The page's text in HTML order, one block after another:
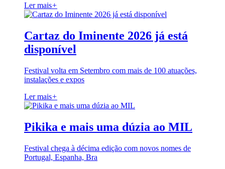
Ler mais+
Cartaz do Iminente 2026 já está
disponível
Festival volta em Setembro com mais de 100 atuações,
instalações e expos
Ler mais+
Pikika e mais uma dúzia ao MIL
Festival chega à décima edição com novos nomes de
Portugal, Espanha, Bra